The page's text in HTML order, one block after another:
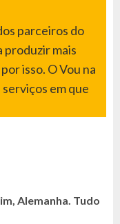
parceiros do
produzir mais
isso. O Vou na
em que
Alemanha. Tudo